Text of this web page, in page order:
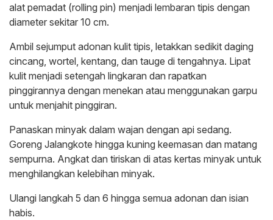
alat pemadat (rolling pin) menjadi lembaran tipis dengan
diameter sekitar 10 cm.
Ambil sejumput adonan kulit tipis, letakkan sedikit daging
cincang, wortel, kentang, dan tauge di tengahnya. Lipat
kulit menjadi setengah lingkaran dan rapatkan
pinggirannya dengan menekan atau menggunakan garpu
untuk menjahit pinggiran.
Panaskan minyak dalam wajan dengan api sedang.
Goreng Jalangkote hingga kuning keemasan dan matang
sempurna. Angkat dan tiriskan di atas kertas minyak untuk
menghilangkan kelebihan minyak.
Ulangi langkah 5 dan 6 hingga semua adonan dan isian
habis.